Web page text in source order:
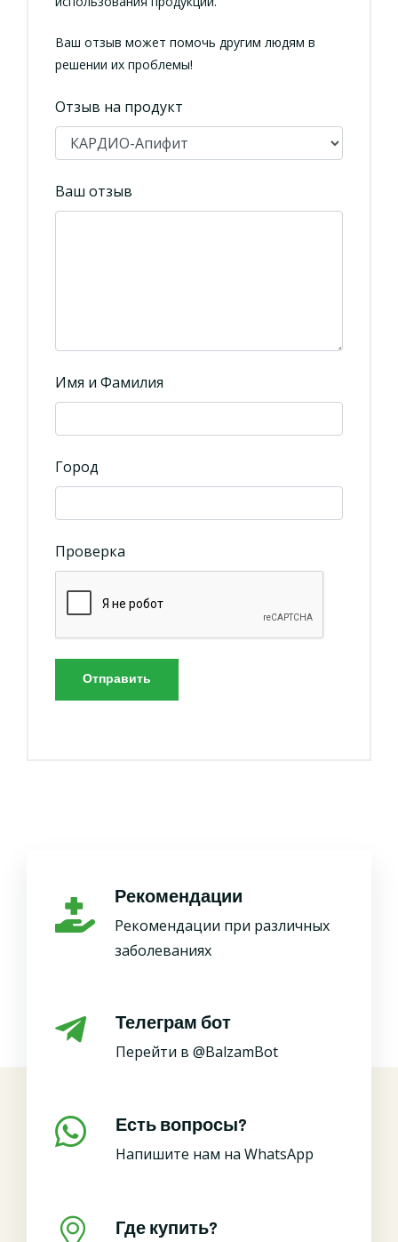
Ваш отзыв может помочь другим людям в
решении их проблемы!
Отзыв на продукт
Ваш отзыв
Имя и Фамилия
Город
Проверка
Отправить
Рекомендации
Рекомендации при различных
заболеваниях
Телеграм бот
Перейти в @BalzamBot
Есть вопросы?
Напишите нам на WhatsApp
Где купить?